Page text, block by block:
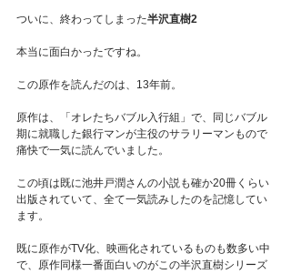
ついに、終わってしまった半沢直樹2
本当に面白かったですね。
この原作を読んだのは、13年前。
原作は、「オレたちバブル入行組」で、同じバブル
期に就職した銀行マンが主役のサラリーマンもので
痛快で一気に読んでいました。
この頃は既に池井戸潤さんの小説も確か20冊くらい
出版されていて、全て一気読みしたのを記憶してい
ます。
既に原作がTV化、映画化されているものも数多い中
で、原作同様一番面白いのがこの半沢直樹シリーズ